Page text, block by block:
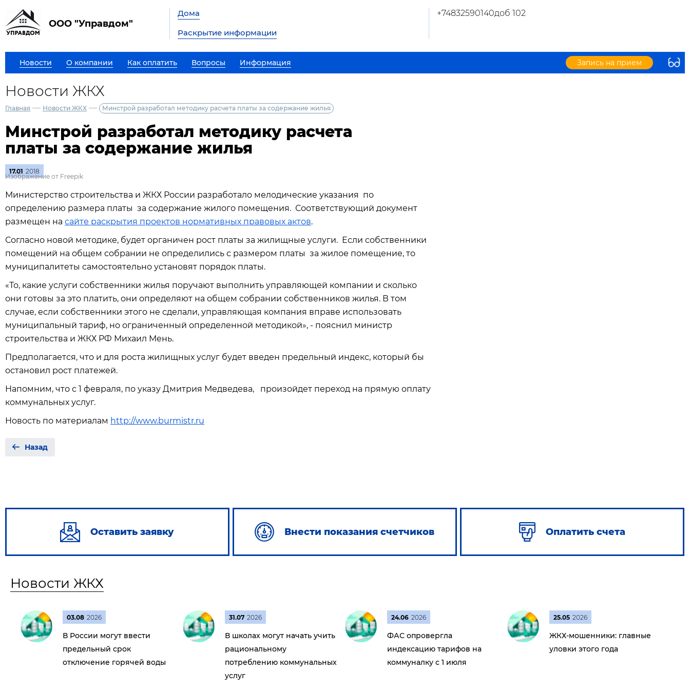
ООО "Управдом"
Дома
Раскрытие информации
+74832590140доб 102
Новости О компании Как оплатить Вопросы Информация Запись на прием
Новости ЖКХ
Главная — Новости ЖКХ — Минстрой разработал методику расчета платы за содержание жилья
Минстрой разработал методику расчета
платы за содержание жилья
17.01 2018
Изображение от Freepik
Министерство строительства и ЖКХ России разработало мелодические указания по
определению размера платы за содержание жилого помещения. Соответствующий документ
размещен на сайте раскрытия проектов нормативных правовых актов.
Согласно новой методике, будет органичен рост платы за жилищные услуги. Если собственники
помещений на общем собрании не определились с размером платы за жилое помещение, то
муниципалитеты самостоятельно установят порядок платы.
«То, какие услуги собственники жилья поручают выполнить управляющей компании и сколько
они готовы за это платить, они определяют на общем собрании собственников жилья. В том
случае, если собственники этого не сделали, управляющая компания вправе использовать
муниципальный тариф, но ограниченный определенной методикой», - пояснил министр
строительства и ЖКХ РФ Михаил Мень.
Предполагается, что и для роста жилищных услуг будет введен предельный индекс, который бы
остановил рост платежей.
Напомним, что с 1 февраля, по указу Дмитрия Медведева, произойдет переход на прямую оплату
коммунальных услуг.
Новость по материалам http://www.burmistr.ru
Назад
Оставить заявку Внести показания счетчиков Оплатить счета
Новости ЖКХ
03.08 2026
В России могут ввести
предельный срок
отключение горячей воды
31.07 2026
В школах могут начать учить
рациональному
потреблению коммунальных
услуг
24.06 2026
ФАС опровергла
индексацию тарифов на
коммуналку с 1 июля
25.05 2026
ЖКХ-мошенники: главные
уловки этого года